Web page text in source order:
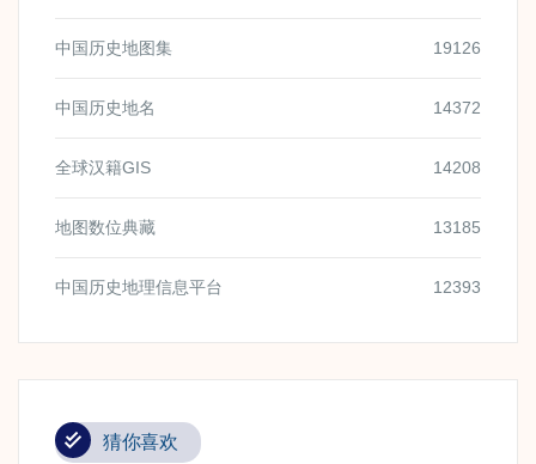
中国历史地图集 19126
中国历史地名 14372
全球汉籍GIS 14208
地图数位典藏 13185
中国历史地理信息平台 12393
猜你喜欢